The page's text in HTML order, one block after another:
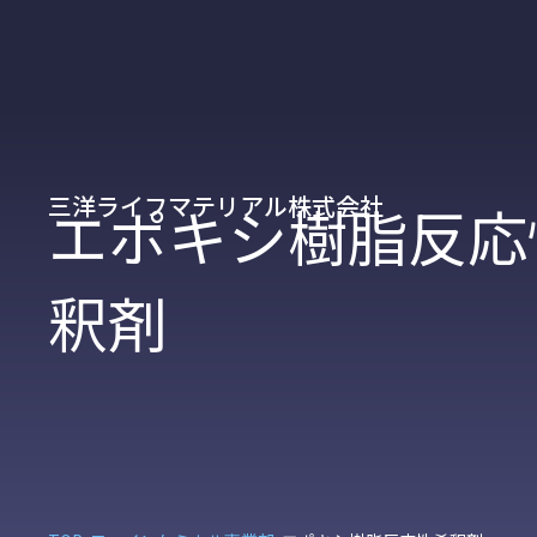
三洋ライフマテリアル株式会社
エポキシ樹脂反
釈剤